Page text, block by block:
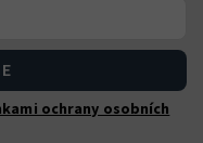
ochrany osobních